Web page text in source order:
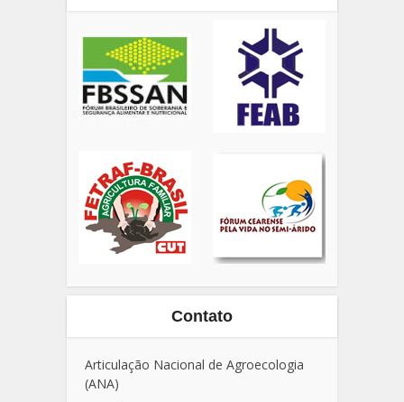
Contato
Articulação Nacional de Agroecologia
(ANA)